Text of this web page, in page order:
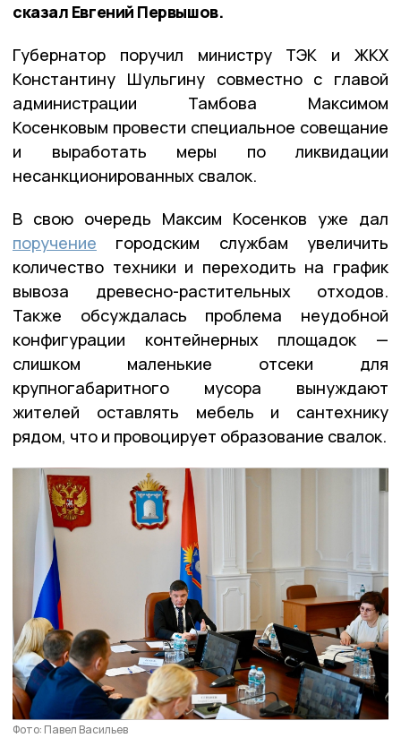
сказал Евгений Первышов.
Губернатор поручил министру ТЭК и ЖКХ
Константину Шульгину совместно с главой
администрации Тамбова Максимом
Косенковым провести специальное совещание
и выработать меры по ликвидации
несанкционированных свалок.
В свою очередь Максим Косенков уже дал
поручение городским службам увеличить
количество техники и переходить на график
вывоза древесно-растительных отходов.
Также обсуждалась проблема неудобной
конфигурации контейнерных площадок —
слишком маленькие отсеки для
крупногабаритного мусора вынуждают
жителей оставлять мебель и сантехнику
рядом, что и провоцирует образование свалок.
Фото: Павел Васильев